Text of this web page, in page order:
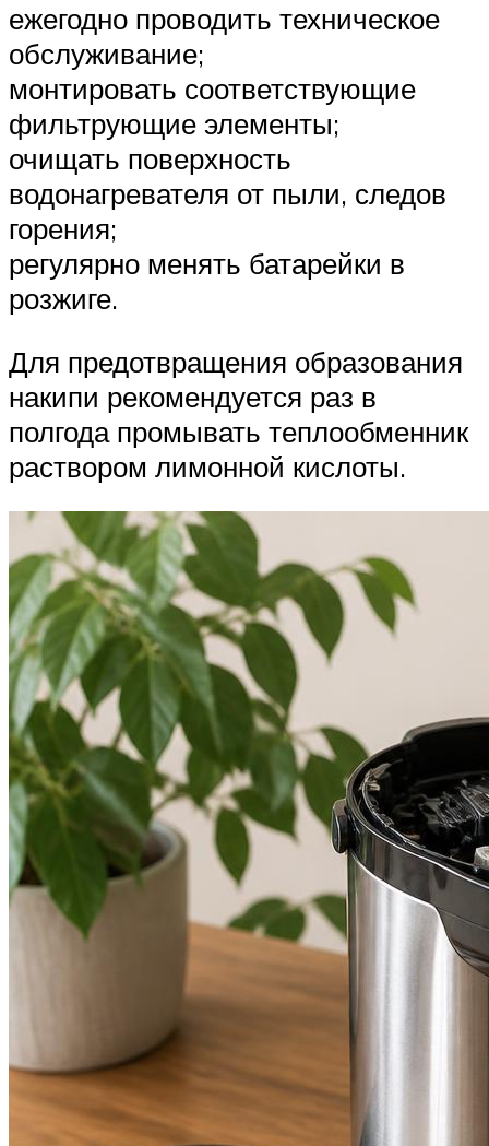
ежегодно проводить техническое
обслуживание;
монтировать соответствующие
фильтрующие элементы;
очищать поверхность
водонагревателя от пыли, следов
горения;
регулярно менять батарейки в
розжиге.
Для предотвращения образования
накипи рекомендуется раз в
полгода промывать теплообменник
раствором лимонной кислоты.